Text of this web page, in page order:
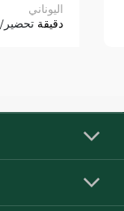
اليوناني
دقيقة